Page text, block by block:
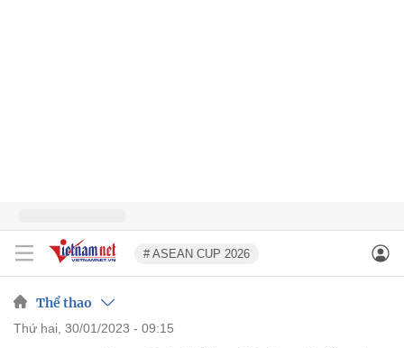
# ASEAN CUP 2026
Thể thao
thứ hai, 30/01/2023 - 09:15